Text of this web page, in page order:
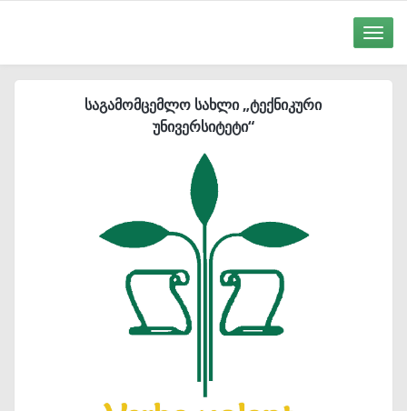
Toggle
საგამომცემლო სახლი „ტექნიკური
უნივერსიტეტი“